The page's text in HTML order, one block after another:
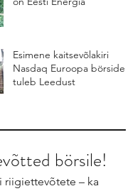
Esimene kaitsevõlakiri
Nasdaq Euroopa börsidel
tuleb Leedust
börsile!
riigiettevõtete – ka